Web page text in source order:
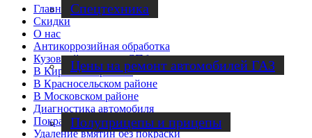
Спецтехника
Цены на ремонт автомобилей ГАЗ
Полуприцепы и прицепы
Главная
Скидки
О нас
Антикоррозийная обработка
Кузовной ремонт в СПб
В Кировском районе
В Красносельском районе
В Московском районе
Диагностика автомобиля
Покраска авто
Удаление вмятин без покраски